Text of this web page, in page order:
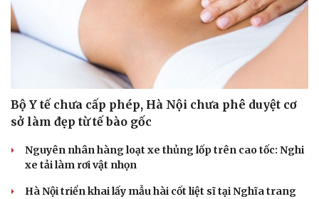
Bộ Y tế chưa cấp phép, Hà Nội chưa phê duyệt cơ
sở làm đẹp từ tế bào gốc
Nguyên nhân hàng loạt xe thủng lốp trên cao tốc: Nghi
xe tải làm rơi vật nhọn
Hà Nội triển khai lấy mẫu hài cốt liệt sĩ tại Nghĩa trang